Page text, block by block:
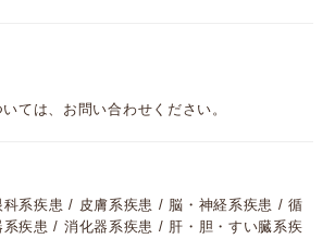
ては、お問い合わせください。
系疾患 / 皮膚系疾患 / 脳・神経系疾患 / 循
疾患 / 消化器系疾患 / 肝・胆・すい臓系疾